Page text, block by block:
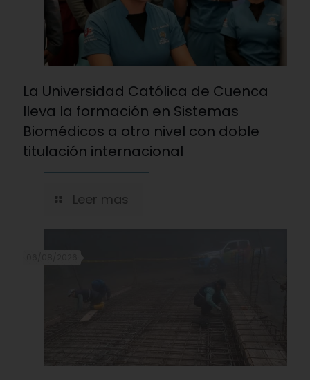
La Universidad Católica de Cuenca
lleva la formación en Sistemas
Biomédicos a otro nivel con doble
titulación internacional
Leer mas